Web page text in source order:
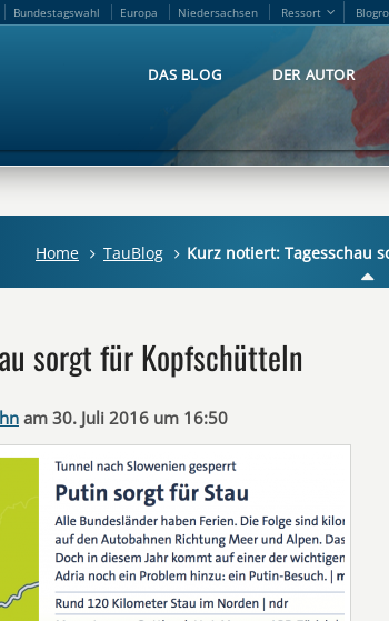
Bundestagswahl Europa Niedersachsen Ressort
DAS BLOG DER AUTOR
Home TauBlog Kurz notiert: Tagesschau
sorgt für Kopfschütteln
am 30. Juli 2016 um 16:50
Bundestagswahl Europa Niedersachsen Ressort
DAS BLOG DER AUTOR